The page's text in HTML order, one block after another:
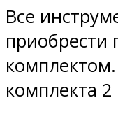
Все
приобрести
комплекта